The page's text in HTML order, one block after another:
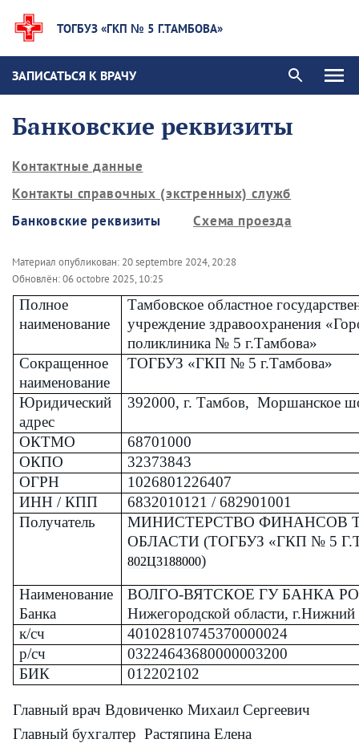
ТОГБУЗ «ГКП № 5 Г.ТАМБОВА»
ЗАПИСАТЬСЯ К ВРАЧУ
Банковские реквизиты
Контактные данные
Контакты справочных (экстренных) служб
Банковские реквизиты
Схема проезда
Материал опубликован: 20 septembre 2024, 20:28
Обновлён:06 octobre 2025, 10:25
Полное
наименование
Тамбовское областное
учреждение здравоохранения
поликлиника № 5 г.Тамбова»
Сокращенное
наименование
ТОГБУЗ «ГКП № 5 г.Тамбова»
Юридический
адрес
392000, г. Тамбов, Моршанское
ОКТМО
68701000
ОКПО
32373843
ОГРН
1026801226407
ИНН / КПП
6832010121 / 682901001
Получатель
МИНИСТЕРСТВО ФИНАНСОВ
ОБЛАСТИ (ТОГБУЗ «ГКП № 5
802Ц3188000)
Наименование
Банка
ВОЛГО-ВЯТСКОЕ ГУ БАНКА
Нижегородской области,
к/сч
40102810745370000024
р/сч
03224643680000003200
БИК
012202102
Главный врач Вдовиченко Михаил Сергеевич
Главный бухгалтер Растяпина Елена